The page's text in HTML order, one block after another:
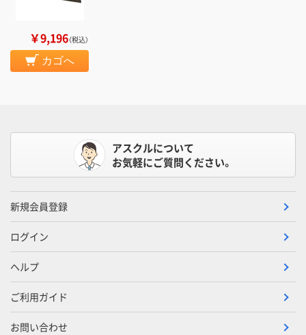
￥9,196（税込）
カゴへ
アスクルについて
お気軽にご質問ください。
新規会員登録
ログイン
ヘルプ
ご利用ガイド
お問い合わせ